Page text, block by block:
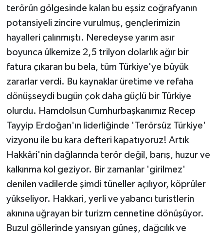
terörün gölgesinde kalan bu eşsiz coğrafyanın
potansiyeli zincire vurulmuş, gençlerimizin
hayalleri çalınmıştı. Neredeyse yarım asır
boyunca ülkemize 2,5 trilyon dolarlık ağır bir
fatura çıkaran bu bela, tüm Türkiye'ye büyük
zararlar verdi. Bu kaynaklar üretime ve refaha
dönüşseydi bugün çok daha güçlü bir Türkiye
olurdu. Hamdolsun Cumhurbaşkanımız Recep
Tayyip Erdoğan'ın liderliğinde 'Terörsüz Türkiye'
vizyonu ile bu kara defteri kapatıyoruz! Artık
Hakkâri'nin dağlarında terör değil, barış, huzur ve
kalkınma kol geziyor. Bir zamanlar 'girilmez'
denilen vadilerde şimdi tüneller açılıyor, köprüler
yükseliyor. Hakkari, yerli ve yabancı turistlerin
akınına uğrayan bir turizm cennetine dönüşüyor.
Buzul göllerinde yansıyan güneş, dağcılık ve